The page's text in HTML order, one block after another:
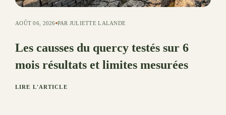
AOÛT 06, 2026 PAR JULIETTE LALANDE
Les causses du quercy testés sur 6
mois résultats et limites mesurées
LIRE L'ARTICLE